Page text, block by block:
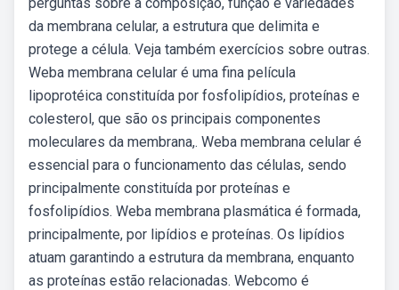
da membrana celular, a estrutura que delimita e
protege a célula. Veja também exercícios sobre outras.
Weba membrana celular é uma fina película
lipoprotéica constituída por fosfolipídios, proteínas e
colesterol, que são os principais componentes
moleculares da membrana,. Weba membrana celular é
essencial para o funcionamento das células, sendo
principalmente constituída por proteínas e
fosfolipídios. Weba membrana plasmática é formada,
principalmente, por lipídios e proteínas. Os lipídios
atuam garantindo a estrutura da membrana, enquanto
as proteínas estão relacionadas. Webcomo é